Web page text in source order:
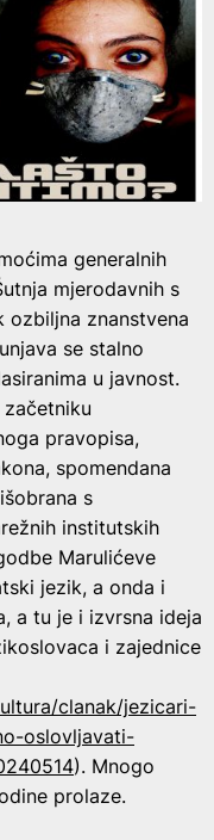
generalnih
mjerodavnih s
ozbiljna znanstvena
se stalno
u javnost.
pravopisa,
spomendana
s
institutskih
Marulićeve
jezik, a onda i
a tu je i izvrsna ideja
i zajednice
clanak/jezicari-
oslovljavati-
). Mnogo
prolaze.